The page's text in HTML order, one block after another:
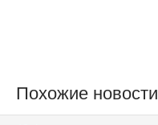
Похожие новости